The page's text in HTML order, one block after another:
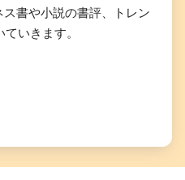
書や小説の書評、トレン
いきます。